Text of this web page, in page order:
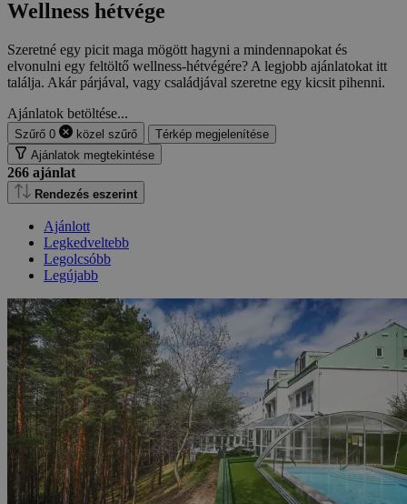
Wellness hétvége
Szeretné egy picit maga mögött hagyni a mindennapokat és
elvonulni egy feltöltő wellness-hétvégére? A legjobb ajánlatokat itt
találja. Akár párjával, vagy családjával szeretne egy kicsit pihenni.
Ajánlatok betöltése...
Szűrő 0 közel szűrő
Térkép megjelenítése
Ajánlatok megtekintése
266 ajánlat
Rendezés eszerint
Ajánlott
Legkedveltebb
Legolcsóbb
Legújabb